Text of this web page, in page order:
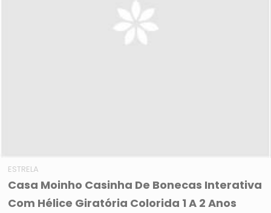
ESTRELA
Casa Moinho Casinha De Bonecas Interativa
Com Hélice Giratória Colorida 1 A 2 Anos